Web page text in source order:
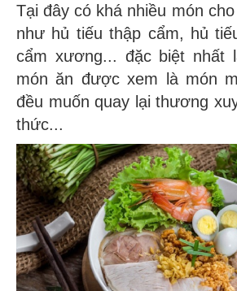
Tại đây có khá nhiều món
như hủ tiếu thập cẩm, hủ
cẩm xương... đặc biệt nhất
món ăn được xem là món
đều muốn quay lại thương
thức...